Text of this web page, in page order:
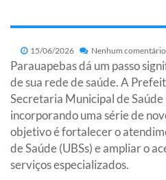
15/06/2026 Nenhum comentário
Parauapebas dá um passo
de sua rede de saúde. A
Secretaria Municipal de Saúde
incorporando uma série de
objetivo é fortalecer o
de Saúde (UBSs) e ampliar o
serviços especializados.